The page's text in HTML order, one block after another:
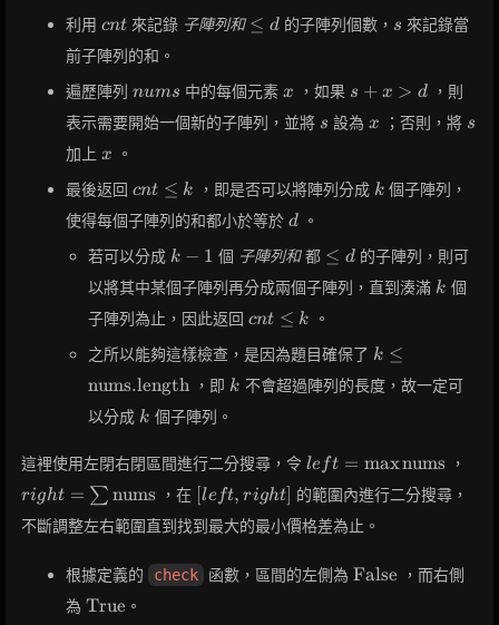
利用 cnt
cnt 來記錄 子陣列和 \leq
≤ d的子陣列個數， s
s 來記錄當
前子陣列的和。
遍歷陣列 nums
nums 中的每個元素 x
x ，如果 s
+
x
s + x > d，則
表示需要開始一個新的子陣列，並將 s
s 設為 x
x ；否則，將 s
s
加上 x
x 。
最後返回 cnt
\leq
k
cnt ≤ k ，即是否可以將陣列分成 k
k 個子陣列，
使得每個子陣列的和都小於等於 d
d 。
若可以分成 k-
k − 1 個 子陣列和都 \leq
d
≤ d的子陣列，則可
以將其中某個子陣列再分成兩個子陣列，直到湊滿 k
k 個
子陣列為止，因此返回 cnt
k
cnt ≤ k 。
之所以能夠這樣檢查，是因為題目確保了 k \leq
k ≤
nums.length ，即 k
k 不會超過陣列的長度，故一定可
以分成 k
k 個子陣列。
這裡使用左閉右閉區間進行二分搜尋，令 left = \max
\text{nums}
le ft = maxnums ，
right = ∑ nums ，在 [left,
right]
[le ft, right
的範圍內進行二分搜尋，
不斷調整左右範圍直到找到最大的最小價格差為止。
根據定義的 check 函數，區間的左側為 \text{False}
False ，而右側
為 \text{True}
True 。